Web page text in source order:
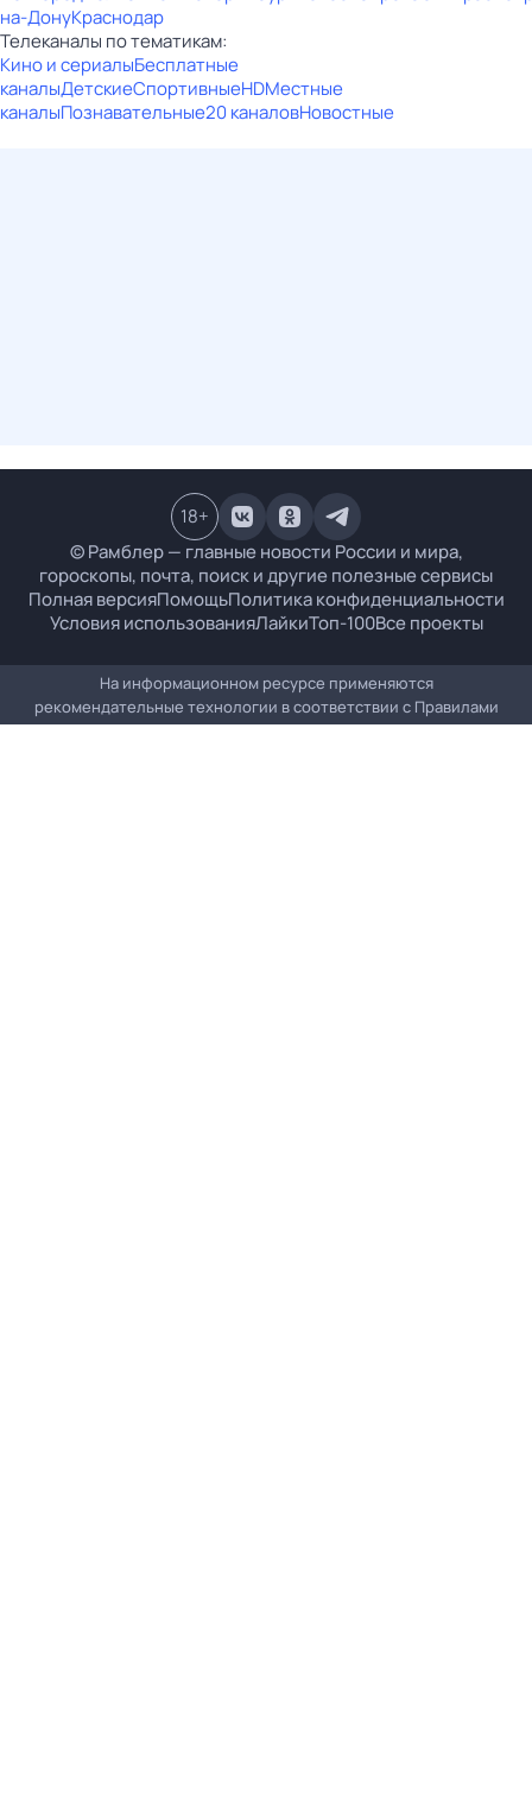
на-ДонуКраснодар
Телеканалы по тематикам:
Кино и сериалыБесплатные
каналыДетскиеСпортивныеHDМестные
каналыПознавательные20 каналовНовостные
© Рамблер — главные новости России и мира,
гороскопы, почта, поиск и другие полезные сервисы
Полная версияПомощьПолитика конфиденциальности
Условия использованияЛайкиТоп-100Все проекты
18+
На информационном ресурсе применяются
рекомендательные технологии в соответствии с Правилами